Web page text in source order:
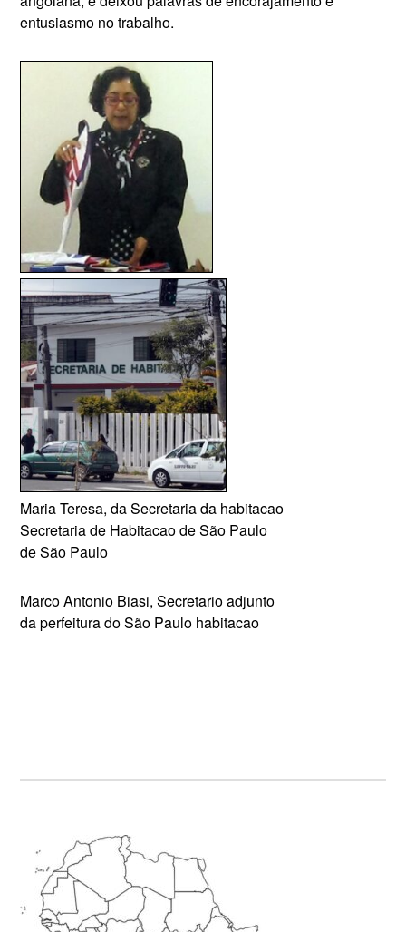
entusiasmo no trabalho.
Maria Teresa, da Secretaria da habitacao
Secretaria de Habitacao de São Paulo
de São Paulo
Marco Antonio Biasi, Secretario adjunto
da perfeitura do São Paulo habitacao
Primary
Sidebar